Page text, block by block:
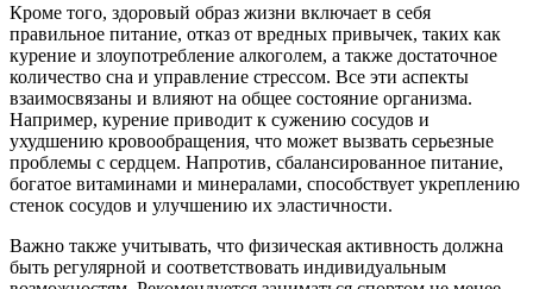
Кроме того, здоровый образ жизни включает в себя
правильное питание, отказ от вредных привычек, таких как
курение и злоупотребление алкоголем, а также достаточное
количество сна и управление стрессом. Все эти аспекты
взаимосвязаны и влияют на общее состояние организма.
Например, курение приводит к сужению сосудов и
ухудшению кровообращения, что может вызвать серьезные
проблемы с сердцем. Напротив, сбалансированное питание,
богатое витаминами и минералами, способствует укреплению
стенок сосудов и улучшению их эластичности.
Важно также учитывать, что физическая активность должна
быть регулярной и соответствовать индивидуальным